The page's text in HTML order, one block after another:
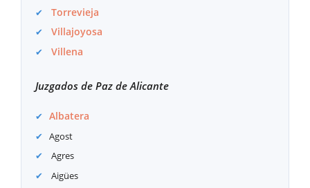
Torrevieja
Villajoyosa
Villena
Juzgados de Paz de Alicante
Albatera
Agost
Agres
Aigües